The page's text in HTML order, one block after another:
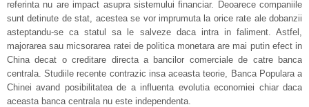
referinta nu are impact asupra sistemului financiar. Deoarece companiile
sunt detinute de stat, acestea se vor imprumuta la orice rate ale dobanzii
asteptandu-se ca statul sa le salveze daca intra in faliment. Astfel,
majorarea sau micsorarea ratei de politica monetara are mai putin efect in
China decat o creditare directa a bancilor comerciale de catre banca
centrala. Studiile recente contrazic insa aceasta teorie, Banca Populara a
Chinei avand posibilitatea de a influenta evolutia economiei chiar daca
aceasta banca centrala nu este independenta.